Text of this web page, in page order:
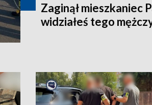
Zaginął mieszkaniec
widziałeś tego